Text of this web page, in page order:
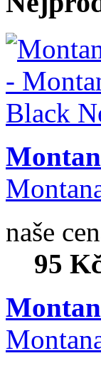
naše
95